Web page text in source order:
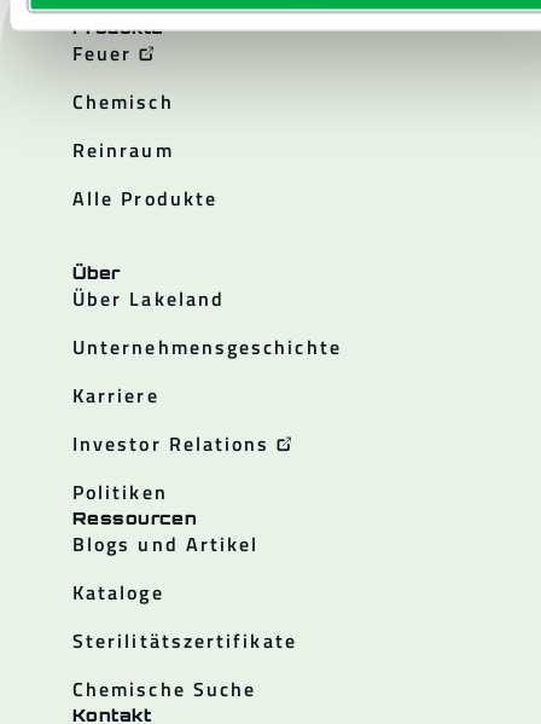
Produkte
Feuer
Chemisch
Reinraum
Alle Produkte
Über
Über Lakeland
Unternehmensgeschichte
Karriere
Investor Relations
Politiken
Ressourcen
Blogs und Artikel
Kataloge
Sterilitätszertifikate
Chemische Suche
Kontakt